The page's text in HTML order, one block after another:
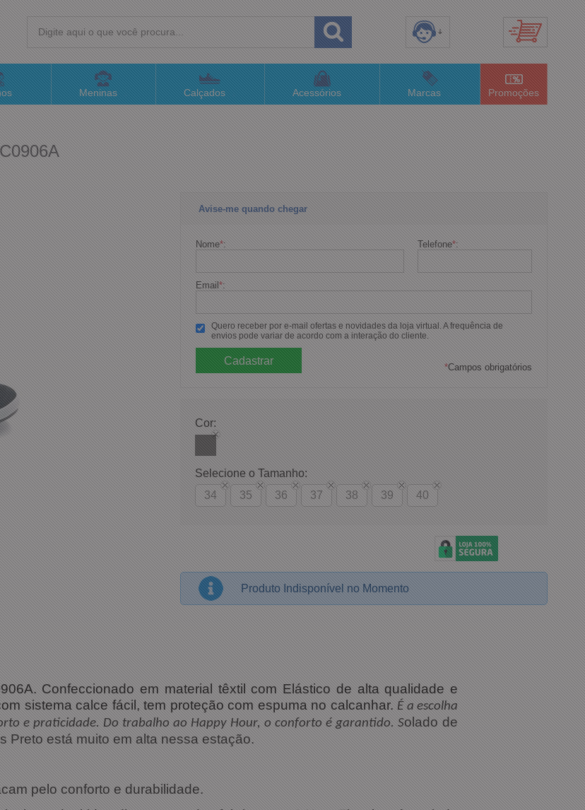
(48) 3658-4820
(48)996063435
sac@lojaconceitom.com.br
Atendimento Online
Meninas Calçados Acessórios Marcas Promoções
Avise-me quando chegar
Nome*: Telefone*:
Email*:
Quero receber por e-mail ofertas e novidades da loja virtual. A frequência de
envios pode variar de acordo com a interação do cliente.
*Campos obrigatórios
Cor:
Selecione o Tamanho:
34
35 36 37 38 39 40
Produto Indisponível no Momento
Confeccionado em material têxtil com Elástico de alta qualidade e
sistema calce fácil, tem proteção com espuma no calcanhar.É a escolha
e praticidade. Do trabalho ao Happy Hour, o conforto é garantido. Solado de
Preto está muito em alta nessa estação.
pelo conforto e durabilidade.